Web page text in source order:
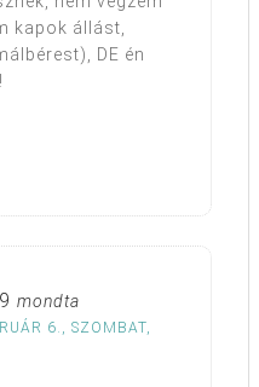
kapok állást,
DE én
mondta
6., SZOMBAT,